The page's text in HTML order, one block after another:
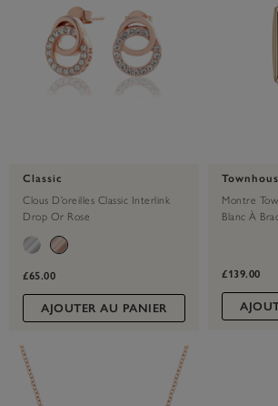
Classic
Clous D’oreilles Classic Interlink
Drop Or Rose
£65.00
AJOUTER AU PANIER
Montre
Blanc À
£139.00